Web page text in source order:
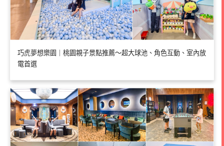
巧虎夢想樂園｜桃園親子景點推薦～超大球池、角色互動、室內放
電首選